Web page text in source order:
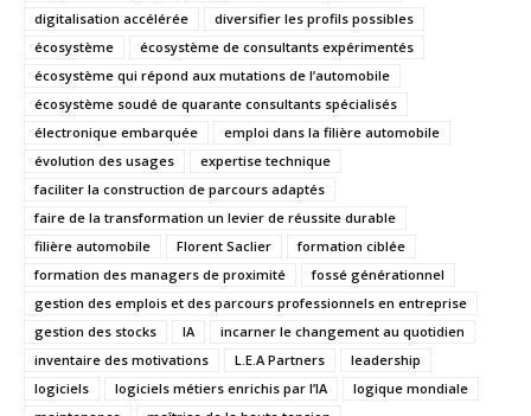
digitalisation accélérée
diversifier les profils possibles
écosystème
écosystème de consultants expérimentés
écosystème qui répond aux mutations de l’automobile
écosystème soudé de quarante consultants spécialisés
électronique embarquée
emploi dans la filière automobile
évolution des usages
expertise technique
faciliter la construction de parcours adaptés
faire de la transformation un levier de réussite durable
filière automobile
Florent Saclier
formation ciblée
formation des managers de proximité
fossé générationnel
gestion des emplois et des parcours professionnels en entreprise
gestion des stocks
IA
incarner le changement au quotidien
inventaire des motivations
L.E.A Partners
leadership
logiciels
logiciels métiers enrichis par l’IA
logique mondiale